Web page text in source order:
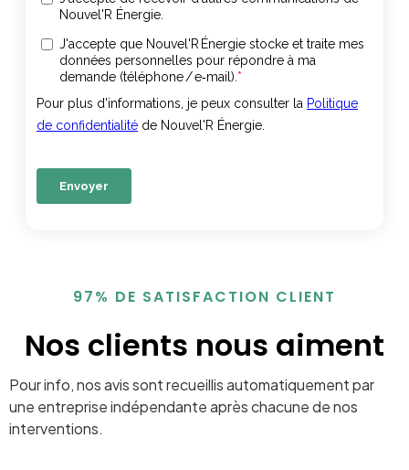
97% DE SATISFACTION CLIENT
Nos clients nous aiment
Pour info, nos avis sont recueillis automatiquement par
une entreprise indépendante après chacune de nos
interventions.